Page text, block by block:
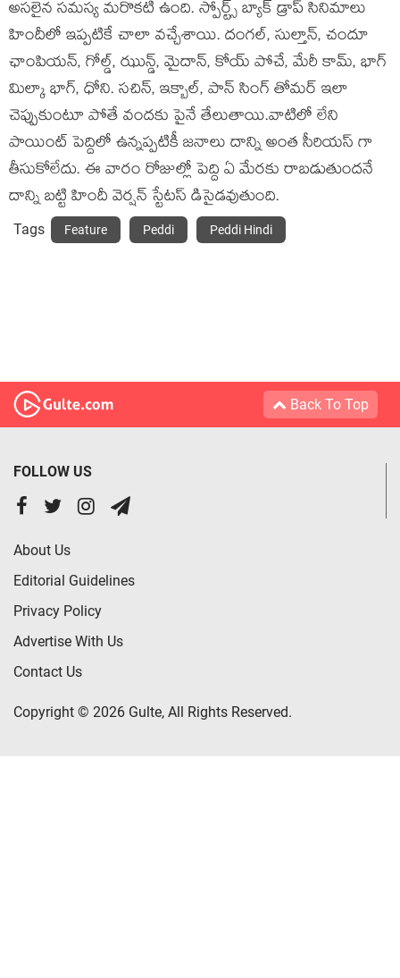
అసలైన సమస్య మరొకటి ఉంది. స్పోర్ట్స్ బ్యాక్ డ్రాప్ సినిమాలు
హిందీలో ఇప్పటికే చాలా వచ్చేశాయి. దంగల్, సుల్తాన్, చందూ
ఛాంపియన్, గోల్డ్, ఝున్డ్, మైదాన్, కోయ్ పోచే, మేరీ కామ్, భాగ్
మిల్కా భాగ్, ధోని. సచిన్, ఇక్బాల్, పాన్ సింగ్ తోమర్ ఇలా
చెప్పుకుంటూ పోతే వందకు పైనే తేలుతాయి.వాటిలో లేని
పాయింట్ పెద్దిలో ఉన్నప్పటికీ జనాలు దాన్ని అంత సీరియస్ గా
తీసుకోలేదు. ఈ వారం రోజుల్లో పెద్ది ఏ మేరకు రాబడుతుందనే
దాన్ని బట్టి హిందీ వెర్షన్ స్టేటస్ డిసైడవుతుంది.
Tags Feature Peddi Peddi Hindi
Back To Top
FOLLOW US
About Us
Editorial Guidelines
Privacy Policy
Advertise With Us
Contact Us
Copyright © 2026 Gulte, All Rights Reserved.